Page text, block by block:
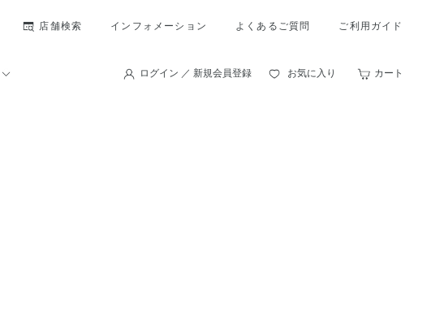
店舗検索 インフォメーション よくあるご質問 ご利用ガイド
ログイン ／ 新規会員登録 お気に入り カート